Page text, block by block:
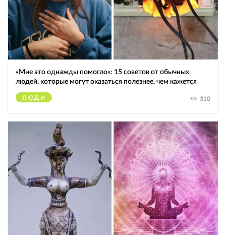
«Мне это однажды помогло»: 15 советов от обычных
людей, которые могут оказаться полезнее, чем кажется
ЛЮДИ 310